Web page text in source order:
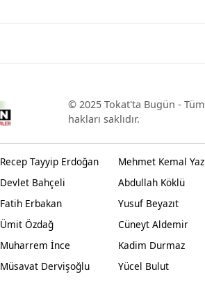
© 2025 Tokat'ta Bugün - Tüm
hakları saklıdır.
Recep Tayyip Erdoğan
Devlet Bahçeli
Fatih Erbakan
Ümit Özdağ
Muharrem İnce
Müsavat Dervişoğlu
Abdullah Köklü
Yusuf Beyazıt
Cüneyt Aldemir
Kadim Durmaz
Yücel Bulut